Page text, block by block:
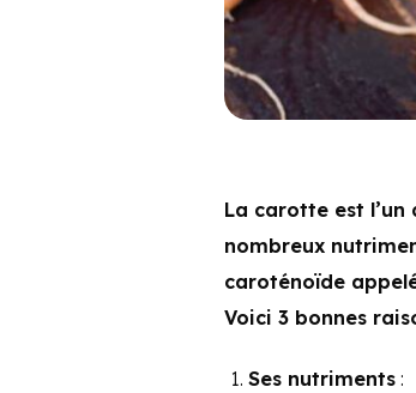
La carotte est
nombreux
caroténoïde
Voici 3 bonnes
Ses nutriments :